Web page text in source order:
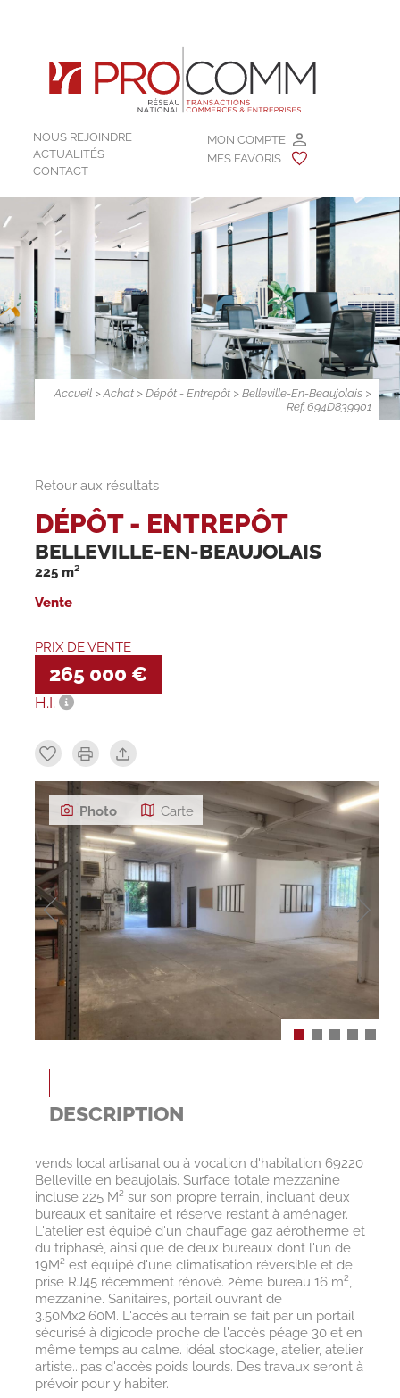
MON COMPTE
MES FAVORIS
NOUS REJOINDRE
ACTUALITÉS
CONTACT
Accueil >Achat >Dépôt - Entrepôt >Belleville-En-Beaujolais >
Ref. 694D839901
Retour aux résultats
Photo Carte
DESCRIPTION
vends local artisanal ou à vocation d'habitation 69220
Belleville en beaujolais. Surface totale mezzanine
incluse 225 M² sur son propre terrain, incluant deux
bureaux et sanitaire et réserve restant à aménager.
L'atelier est équipé d'un chauffage gaz aérotherme et
du triphasé, ainsi que de deux bureaux dont l'un de
19M² est équipé d'une climatisation réversible et de
prise RJ45 récemment rénové. 2ème bureau 16 m²,
mezzanine. Sanitaires, portail ouvrant de
3.50Mx2.60M. L'accès au terrain se fait par un portail
sécurisé à digicode proche de l'accès péage 30 et en
même temps au calme. idéal stockage, atelier, atelier
artiste...pas d'accès poids lourds. Des travaux seront à
prévoir pour y habiter.
DÉPÔT - ENTREPÔT
BELLEVILLE-EN-BEAUJOLAIS
225 m²
Vente
PRIX DE VENTE
265 000 €
H.I.